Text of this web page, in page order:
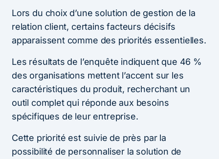
Lors du choix d’une solution de gestion de la
relation client, certains facteurs décisifs
apparaissent comme des priorités essentielles.
Les résultats de l’enquête indiquent que 46 %
des organisations mettent l’accent sur les
caractéristiques du produit, recherchant un
outil complet qui réponde aux besoins
spécifiques de leur entreprise.
Cette priorité est suivie de près par la
possibilité de personnaliser la solution de